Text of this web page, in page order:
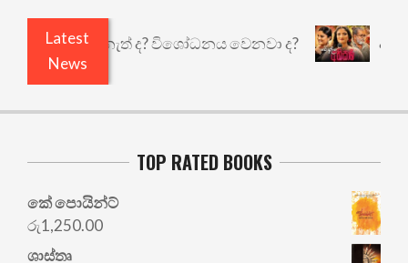
Latest
News
කුඩු නැත් ද? විශෝධනය වෙනවා ද? අභිසාරී:
TOP RATED BOOKS
කේ පොයින්ට්
රු1,250.00
ශාස්තෘ